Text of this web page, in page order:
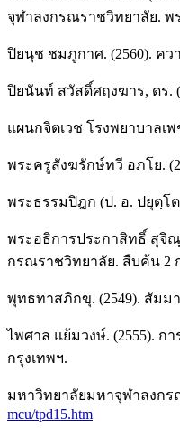
จุฬาลงกรณราชวิทยาลัย. พ
ปิยนุช ชมภูกาศ. (2560). ค
ปิยนันท์ สวัสดิ์ศฤงฆาร, ดร.
แผนกจิตเวช โรงพยาบาลเ
พระครูสังฆรักษ์ทวี อภโย.
พระธรรมปิฎก (ป. อ. ปยุตฺโ
พระอธิการประกาสิทธิ์ สุ
กรณราชวิทยาลัย. สืบค้น 2
พุทธทาสภิกขุ. (2549). สัมม
ไพศาล แย้มวงษ์. (2555).
กรุงเทพฯ.
มหาวิทยาลัยมหาจุฬาลงกร
mcu/tpd15.htm